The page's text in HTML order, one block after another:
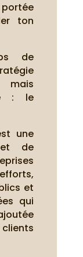
ton
de
mais
: le
une
de
et
qui